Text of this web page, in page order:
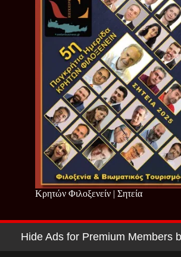
Κρητών Φιλοξενείν | Σητεία
Copyright © 2026 - Cretan Business | Κρητών
Hide Ads for Premium Members